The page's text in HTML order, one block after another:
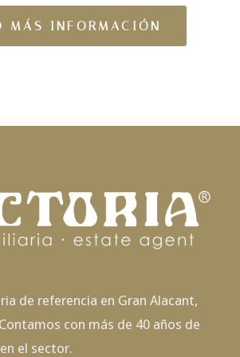
de referencia en Gran Alacant,
con más de 40 años de
el sector.